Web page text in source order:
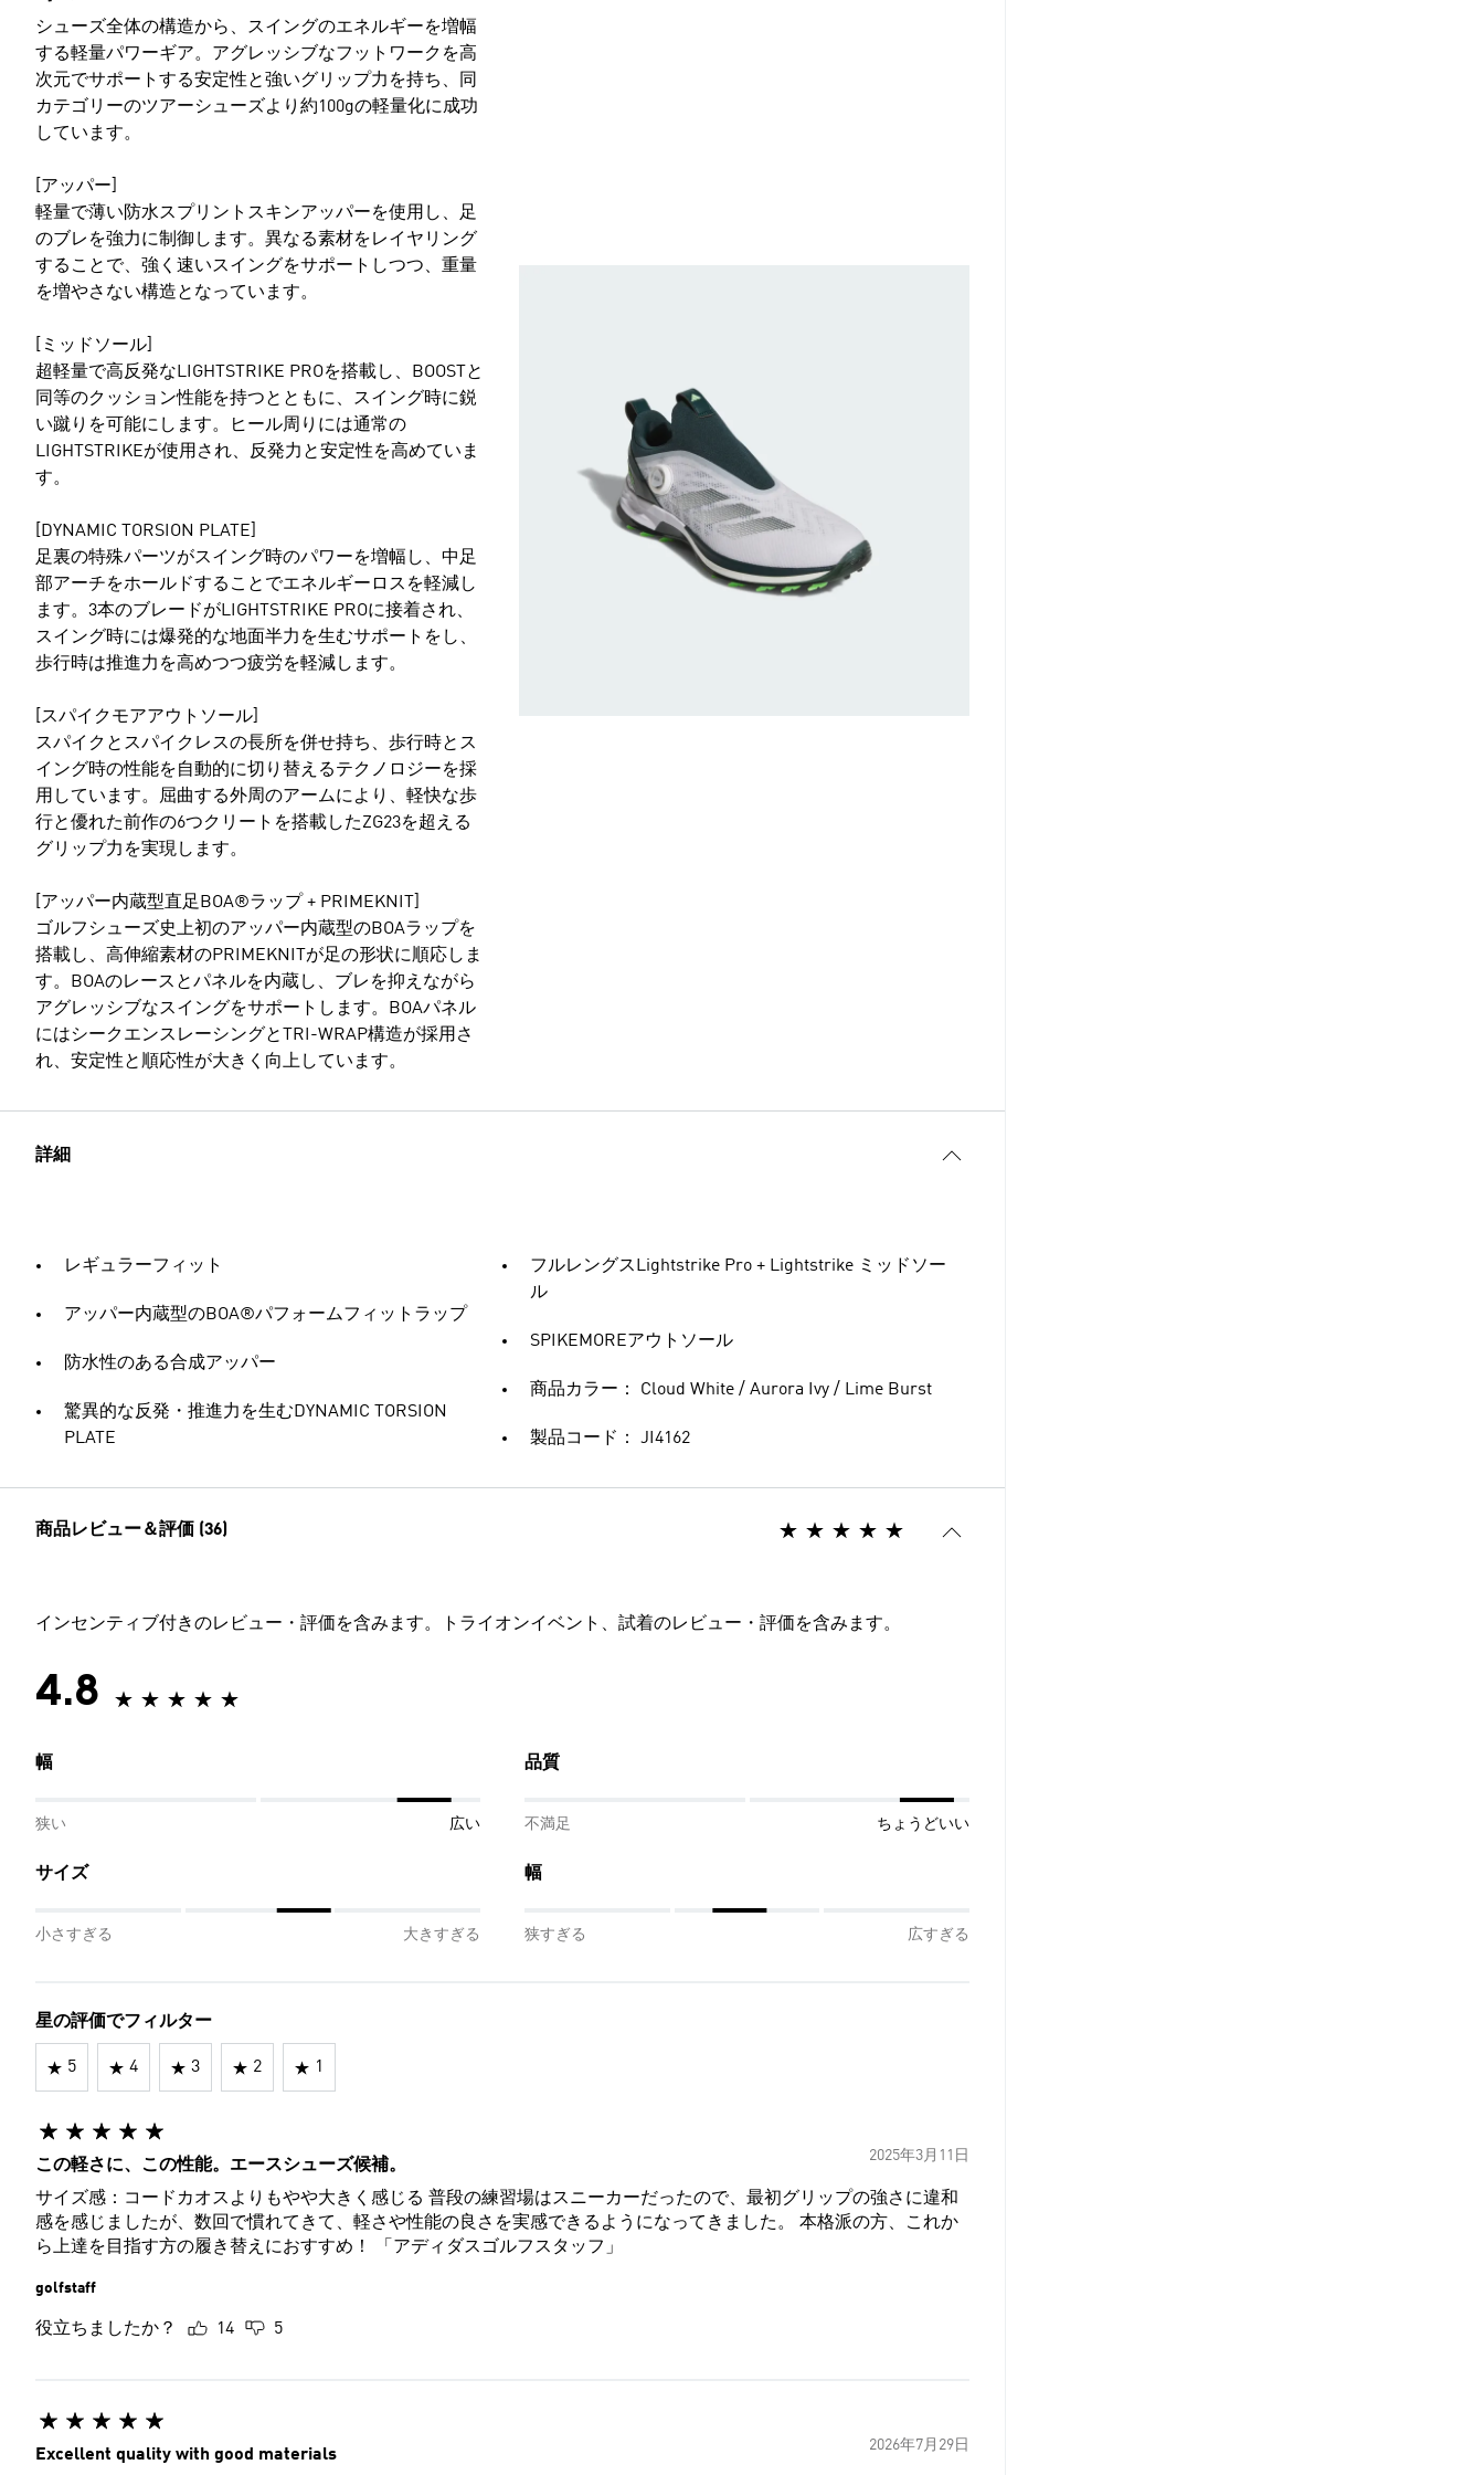
シューズ全体の構造から、スイングのエネルギーを増幅
する軽量パワーギア。アグレッシブなフットワークを高
次元でサポートする安定性と強いグリップ力を持ち、同
カテゴリーのツアーシューズより約100gの軽量化に成功
しています。
[アッパー]
軽量で薄い防水スプリントスキンアッパーを使用し、足
のブレを強力に制御します。異なる素材をレイヤリング
することで、強く速いスイングをサポートしつつ、重量
を増やさない構造となっています。
[ミッドソール]
超軽量で高反発なLIGHTSTRIKE PROを搭載し、BOOSTと
同等のクッション性能を持つとともに、スイング時に鋭
い蹴りを可能にします。ヒール周りには通常の
LIGHTSTRIKEが使用され、反発力と安定性を高めていま
す。
[DYNAMIC TORSION PLATE]
足裏の特殊パーツがスイング時のパワーを増幅し、中足
部アーチをホールドすることでエネルギーロスを軽減し
ます。3本のブレードがLIGHTSTRIKE PROに接着され、
スイング時には爆発的な地面半力を生むサポートをし、
歩行時は推進力を高めつつ疲労を軽減します。
[スパイクモアアウトソール]
スパイクとスパイクレスの長所を併せ持ち、歩行時とス
イング時の性能を自動的に切り替えるテクノロジーを採
用しています。屈曲する外周のアームにより、軽快な歩
行と優れた前作の6つクリートを搭載したZG23を超える
グリップ力を実現します。
[アッパー内蔵型直足BOA®ラップ + PRIMEKNIT]
ゴルフシューズ史上初のアッパー内蔵型のBOAラップを
搭載し、高伸縮素材のPRIMEKNITが足の形状に順応しま
す。BOAのレースとパネルを内蔵し、ブレを抑えながら
アグレッシブなスイングをサポートします。BOAパネル
にはシークエンスレーシングとTRI-WRAP構造が採用さ
れ、安定性と順応性が大きく向上しています。
詳細
レギュラーフィット
アッパー内蔵型のBOA®パフォームフィットラップ
防水性のある合成アッパー
驚異的な反発・推進力を生むDYNAMIC TORSION
PLATE
フルレングスLightstrike Pro + Lightstrike ミッドソー
ル
SPIKEMOREアウトソール
商品カラー： Cloud White / Aurora Ivy / Lime Burst
製品コード： JI4162
商品レビュー＆評価 (36)
インセンティブ付きのレビュー・評価を含みます。トライオンイベント、試着のレビュー・評価を含みます。
4.8
幅
狭い 広い
品質
不満足 ちょうどいい
サイズ
小さすぎる 大きすぎる
幅
狭すぎる 広すぎる
星の評価でフィルター
5 4 3 2 1
2025年3月11日
この軽さに、この性能。エースシューズ候補。
サイズ感：コードカオスよりもやや大きく感じる 普段の練習場はスニーカーだったので、最初グリップの強さに違和
感を感じましたが、数回で慣れてきて、軽さや性能の良さを実感できるようになってきました。 本格派の方、これか
ら上達を目指す方の履き替えにおすすめ！ 「アディダスゴルフスタッフ」
golfstaff
役立ちましたか？ 14 5
2026年7月29日
Excellent quality with good materials